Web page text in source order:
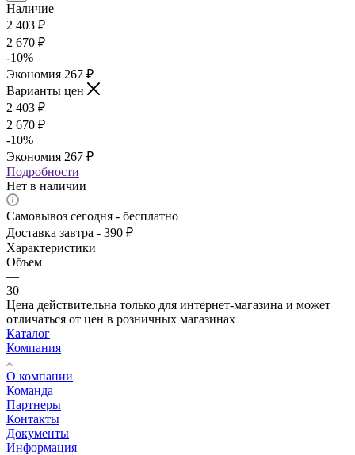
Наличие
2 403 ₽
2 670 ₽
-10%
Экономия 267 ₽
Варианты цен
2 403 ₽
2 670 ₽
-10%
Экономия 267 ₽
Подробности
Нет в наличии
Самовывоз сегодня - бесплатно
Доставка завтра - 390 ₽
Характеристики
Объем
—
30
Цена действительна только для интернет-магазина и может
отличаться от цен в розничных магазинах
Каталог
Компания
О компании
Команда
Партнеры
Контакты
Документы
Информация